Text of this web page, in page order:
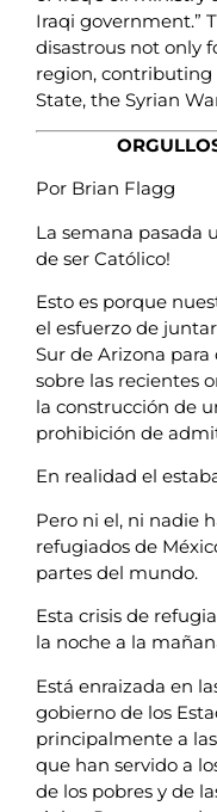
Iraqi government.”
disastrous not only
region,
State, the Syrian
Por Brian Flagg
La semana pasada
de ser Católico!
Esto es porque
el esfuerzo de
Sur de Arizona para
sobre las recientes
la construcción de
prohibición de
En realidad el
Pero ni el, ni nadie
refugiados de
partes del mundo.
Esta crisis de
la noche a la
Está enraizada en
gobierno de los
principalmente a
que han servido a
de los pobres y de